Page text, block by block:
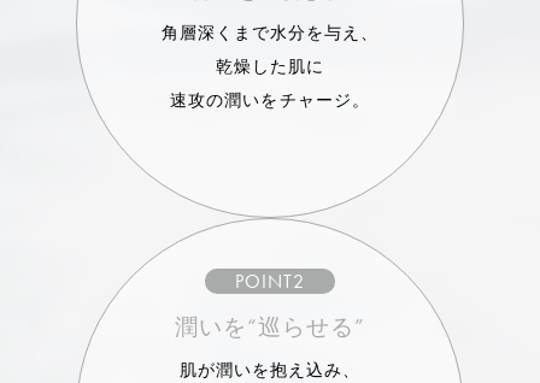
角層深くまで水分を与え、
乾燥した肌に
速攻の潤いをチャージ。
POINT2
潤いを“巡らせる”
肌が潤いを抱え込み、